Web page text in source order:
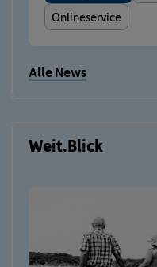
Onlineservice
Alle News
Weit.Blick